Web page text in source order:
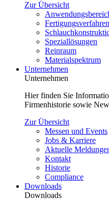
Zur Übersicht
Fertigungsverfahren
Speziallösungen
Reinraum
Materialspektrum
Unternehmen
Unternehmen
Hier finden Sie
Firmenhistorie sowie
Zur Übersicht
Messen und Events
Jobs & Karriere
Aktuelle
Kontakt
Historie
Compliance
Downloads
Downloads